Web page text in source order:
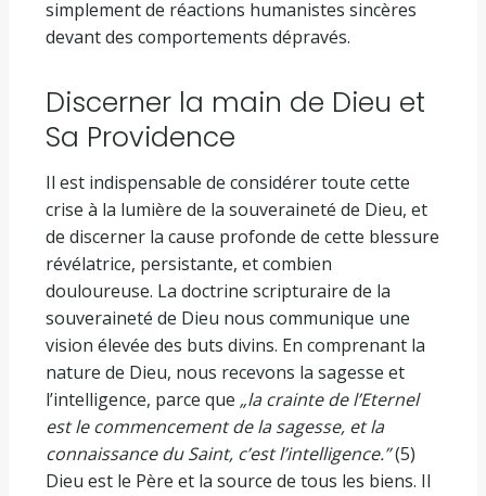
simplement de réactions humanistes sincères
devant des comportements dépravés.
Discerner la main de Dieu et
Sa Providence
Il est indispensable de considérer toute cette
crise à la lumière de la souveraineté de Dieu, et
de discerner la cause profonde de cette blessure
révélatrice, persistante, et combien
douloureuse. La doctrine scripturaire de la
souveraineté de Dieu nous communique une
vision élevée des buts divins. En comprenant la
nature de Dieu, nous recevons la sagesse et
l’intelligence, parce que „la crainte de l’Eternel
est le commencement de la sagesse, et la
connaissance du Saint, c’est l’intelligence.”(5)
Dieu est le Père et la source de tous les biens. Il